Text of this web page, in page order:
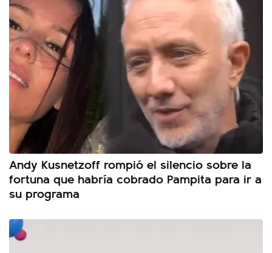
Andy Kusnetzoff rompió el silencio sobre la
fortuna que habría cobrado Pampita para ir a
su programa